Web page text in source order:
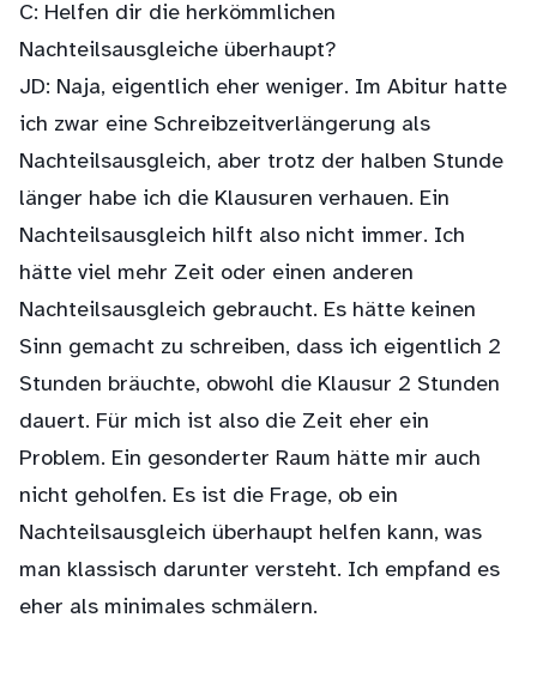
C: Helfen dir die herkömmlichen
Nachteilsausgleiche überhaupt?
JD: Naja, eigentlich eher weniger. Im Abitur hatte
ich zwar eine Schreibzeitverlängerung als
Nachteilsausgleich, aber trotz der halben Stunde
länger habe ich die Klausuren verhauen. Ein
Nachteilsausgleich hilft also nicht immer. Ich
hätte viel mehr Zeit oder einen anderen
Nachteilsausgleich gebraucht. Es hätte keinen
Sinn gemacht zu schreiben, dass ich eigentlich 2
Stunden bräuchte, obwohl die Klausur 2 Stunden
dauert. Für mich ist also die Zeit eher ein
Problem. Ein gesonderter Raum hätte mir auch
nicht geholfen. Es ist die Frage, ob ein
Nachteilsausgleich überhaupt helfen kann, was
man klassisch darunter versteht. Ich empfand es
eher als minimales schmälern.